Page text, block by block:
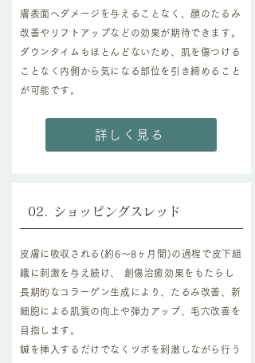
膚表面へダメージを与えることなく、顔のたるみ
改善やリフトアップなどの効果が期待できます。
ダウンタイムもほとんどないため、肌を傷つける
ことなく内側から気になる部位を引き締めること
が可能です。
詳しく見る
02. ​ショッピングスレッド
皮膚に吸収される(約6～8ヶ月間)の過程で皮下組
織に刺激を与え続け、 創傷治癒効果をもたらし
長期的なコラーゲン生成により、たるみ改善、新
細胞による肌質の向上や弾力アップ、毛穴改善を
目指します。
鍼を挿入するだけでなくツボを刺激しながら行う